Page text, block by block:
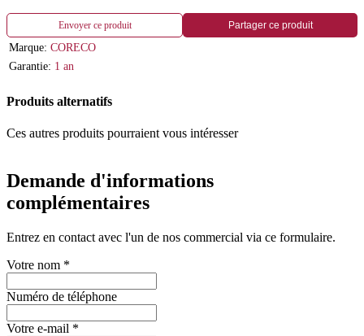
Envoyer ce produit Partager ce produit
Marque: CORECO
Garantie: 1 an
Produits alternatifs
Ces autres produits pourraient vous intéresser
Demande d'informations
complémentaires
Entrez en contact avec l'un de nos commercial via ce formulaire.
Votre nom *
Numéro de téléphone
Votre e-mail *